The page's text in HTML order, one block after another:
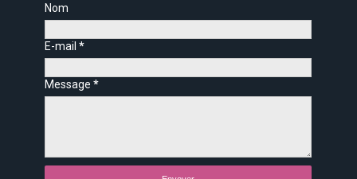
Nom
E-mail*
Message*